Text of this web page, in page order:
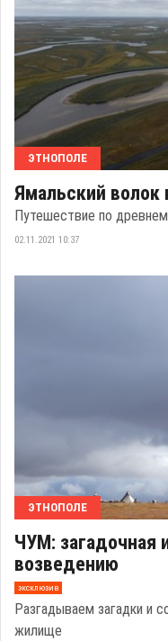
ЭТНОПОЛЕ
Ямальский волок
Путешествие по
02.11.2021 10:37
ЭТНОПОЛЕ
ЧУМ: загадочная
возведению
эксклюзив
Разгадываем загадки и
жилище